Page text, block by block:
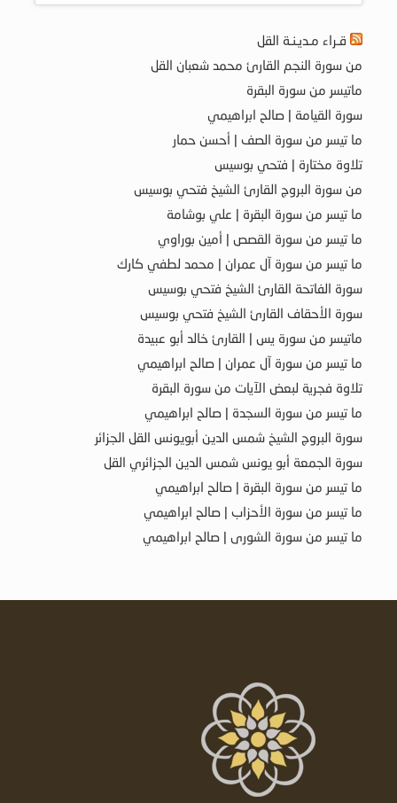
قـراء مـديـنـة القل
من سورة النجم القارئ محمد شعبان القل
ماتيسر من سورة البقرة
سورة القيامة | صالح ابراهيمي
ما تيسر من سورة الصف | أحسن حمار
تلاوة مختارة | فتحي بوسيس
من سورة البروج القارئ الشيخ فتحي بوسيس
ما تيسر من سورة البقرة | علي بوشامة
ما تيسر من سورة القصص | أمين بوراوي
ما تيسر من سورة آل عمران | محمد لطفي كارك
سورة الفاتحة القارئ الشيخ فتحي بوسيس
سورة الأحقاف القارئ الشيخ فتحي بوسيس
ماتيسر من سورة يس | القارئ خالد أبو عبيدة
ما تيسر من سورة آل عمران | صالح ابراهيمي
تلاوة فجرية لبعض الآيات من سورة البقرة
ما تيسر من سورة السجدة | صالح ابراهيمي
سورة البروج الشيخ شمس الدين أبويونس القل الجزائر
سورة الجمعة أبو يونس شمس الدين الجزائري القل
ما تيسر من سورة البقرة | صالح ابراهيمي
ما تيسر من سورة الأحزاب | صالح ابراهيمي
ما تيسر من سورة الشورى | صالح ابراهيمي